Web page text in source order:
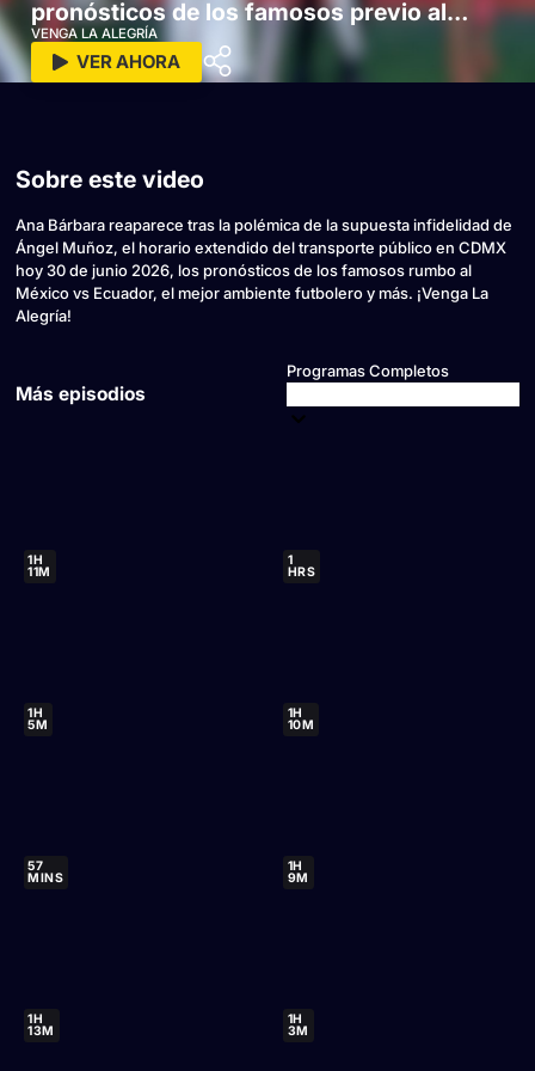
pronósticos de los famosos previo al
México vs Ecuador!
VENGA LA ALEGRÍA
VER AHORA
Sobre este video
Ana Bárbara reaparece tras la polémica de la supuesta infidelidad de
Ángel Muñoz, el horario extendido del transporte público en CDMX
hoy 30 de junio 2026, los pronósticos de los famosos rumbo al
México vs Ecuador, el mejor ambiente futbolero y más. ¡Venga La
Alegría!
Más episodios
Programas Completos
1H
11M
1
HRS
1H
5M
1H
10M
57
MINS
1H
9M
1H
13M
1H
3M